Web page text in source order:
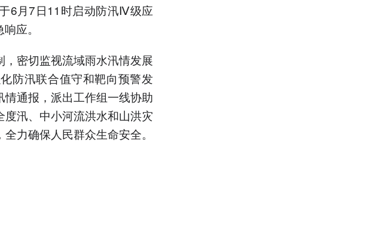
6月7日11时启动防汛Ⅳ级应
应。
密切监视流域雨水汛情发展
防汛联合值守和靶向预警发
通报，派出工作组一线协助
汛、中小河流洪水和山洪灾
力确保人民群众生命安全。